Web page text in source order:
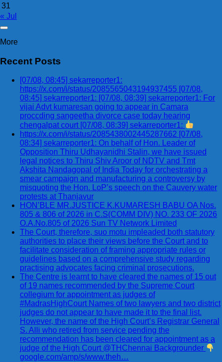
31
« Jul
More
Recent Posts
[07/08, 08:45] sekarreporter1:
https://x.com/i/status/2085565043194937455 [07/08,
08:45] sekarreporter1: [07/08, 08:39] sekarreporter1: For
vijai Advt kumaresan going to appear in Camara
proccding sangeetha divorce case today hearing
chengalpat court [07/08, 08:39] sekarreporter1:
https://x.com/i/status/2085438002445287662 [07/08,
08:34] sekarreporter1: On behalf of Hon. Leader of
Opposition Thiru Udhayanidhi Stalin, we have issued
legal notices to Thiru Shiv Aroor of NDTV and Tmt
Akshita Nandagopal of India Today for orchestrating a
smear campaign and manufacturing a controversy by
misquoting the Hon. LoP’s speech on the Cauvery water
protests at Thanjavur
HON’BLE MR.JUSTICE K.KUMARESH BABU OA Nos.
805 & 806 of 2026 in C.S(COMM DIV) NO. 233 OF 2026
O.A.No.805 of 2026 Sun TV Network Limited
The Court, therefore, suo motu impleaded both statutory
authorities to place their views before the Court and to
facilitate consideration of framing appropriate rules or
guidelines based on a comprehensive study regarding
practising advocates facing criminal prosecutions.
The Centre is learnt to have cleared the names of 15 out
of 19 names recommended by the Supreme Court
collegium for appointment as judges of
#MadrasHighCourt Names of two lawyers and two district
judges do not appear to have made it to the final list.
However, the name of the High Court’s Registrar General
S. Alli who retired from service pending the
recommendation has been cleared for appointment as a
judge of the High Court @THChennai Backgrounder
google.com/amp/s/www.theh…